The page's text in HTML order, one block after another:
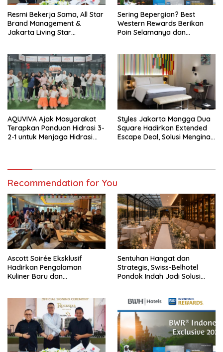
Resmi Bekerja Sama, All Star
Brand Management &
Jakarta Living Star
Sering Bepergian? Best
Western Rewards Berikan
Poin Selamanya dan
AQUVIVA Ajak Masyarakat
Terapkan Panduan Hidrasi 3-
2-1 untuk Menjaga Hidrasi
Styles Jakarta Mangga Dua
Square Hadirkan Extended
Escape Deal, Solusi Menginap
Recommendation for You
Ascott Soirée Eksklusif
Hadirkan Pengalaman
Kuliner Baru dan
Sentuhan Hangat dan
Strategis, Swiss-Belhotel
Pondok Indah Jadi Solusi